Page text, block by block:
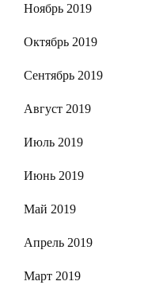
Ноябрь 2019
Октябрь 2019
Сентябрь 2019
Август 2019
Июль 2019
Июнь 2019
Май 2019
Апрель 2019
Март 2019